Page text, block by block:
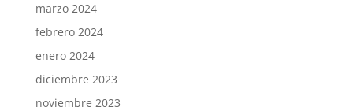
marzo 2024
febrero 2024
enero 2024
diciembre 2023
noviembre 2023